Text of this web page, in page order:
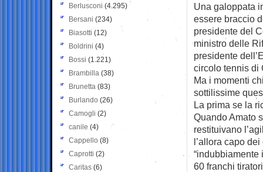
Una galoppata
essere braccio
presidente del
ministro delle
presidente
circolo tennis di
Ma i momenti
sottilissime
La prima se la
Quando Amato
restituivano
l’allora capo
“indubbiamente
60 franchi
Berlusconi (4.295)
Bersani (234)
Biasotti (12)
Boldrini (4)
Bossi (1.221)
Brambilla (38)
Brunetta (83)
Burlando (26)
Camogli (2)
canile (4)
Cappello (8)
Caprotti (2)
Caritas (6)